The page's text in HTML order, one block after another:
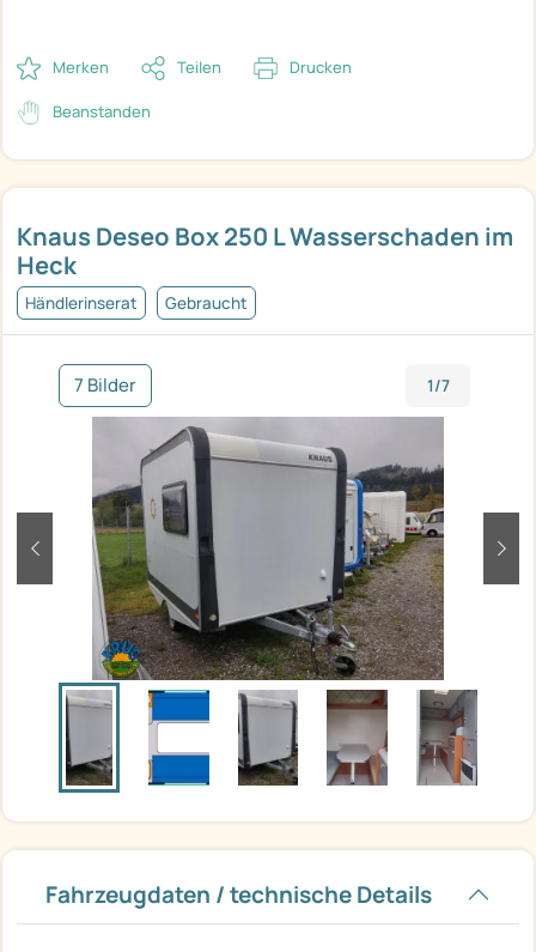
Knaus Deseo Box 250 L Wasserschaden im
Heck
Händlerinserat Gebraucht
7 Bilder 1/7
zurück
Fahrzeugdaten / technische Details
Merken Teilen Drucken
Beanstanden